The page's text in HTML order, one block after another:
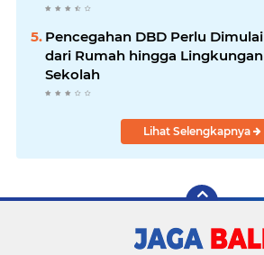
Pencegahan DBD Perlu Dimulai
dari Rumah hingga Lingkungan
Sekolah
Lihat Selengkapnya